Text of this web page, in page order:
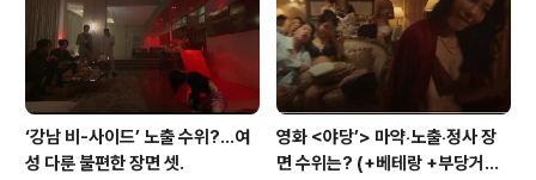
첫 방송을 시작한 역사저널 그날>에서 PD 55명, 작가 56
명 F..
‘강남 비-사이드’ 노출 수위?…여
성 다룬 불편한 장면 셋.
영화 <야당’> 마약‧노출‧정사 장
면 수위는? (+베테랑 +부당거래